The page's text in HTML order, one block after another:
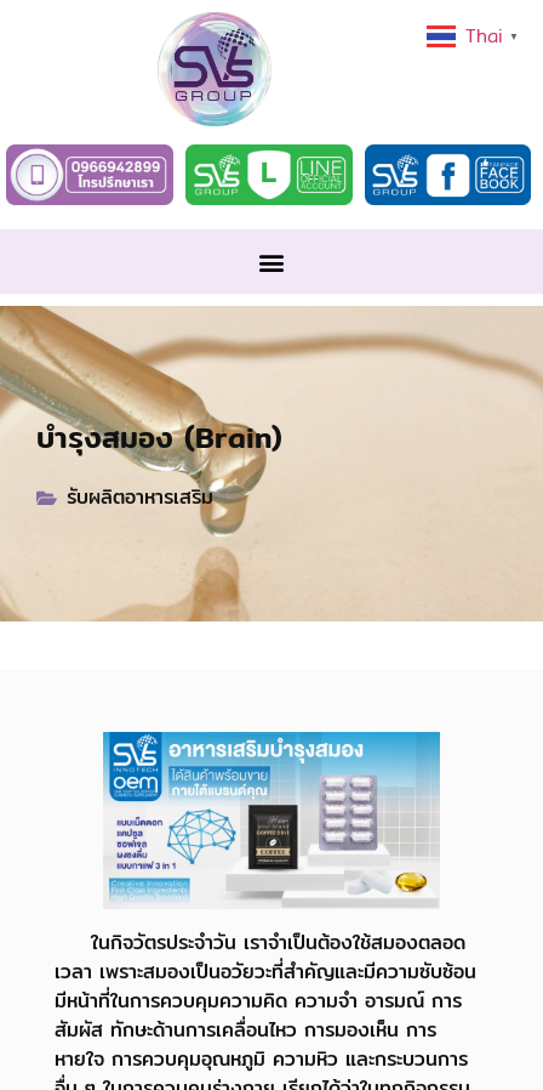
บำรุงสมอง (Brain)
รับผลิตอาหารเสริม
ในกิจวัตรประจำวัน เราจำเป็นต้องใช้สมองตลอด
เวลา เพราะสมองเป็นอวัยวะที่สำคัญและมีความซับซ้อน
มีหน้าที่ในการควบคุมความคิด ความจำ อารมณ์ การ
สัมผัส ทักษะด้านการเคลื่อนไหว การมองเห็น การ
หายใจ การควบคุมอุณหภูมิ ความหิว และกระบวนการ
Thai ▼